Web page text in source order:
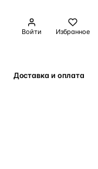
Войти Избранное
Доставка и оплата